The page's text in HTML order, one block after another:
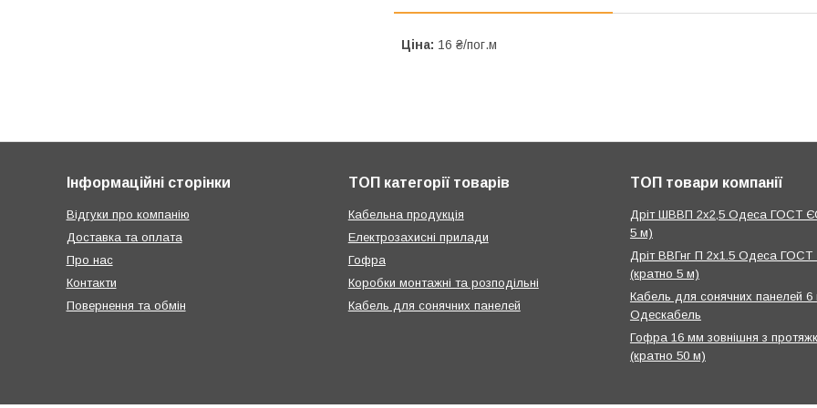
Ціна: 16 ₴/пог.м
Інформаційні сторінки
Відгуки про компанію
Доставка та оплата
Про нас
Контакти
Повернення та обмін
ТОП категорії товарів
Кабельна продукція
Електрозахисні прилади
Гофра
Коробки монтажні та розподільні
Кабель для сонячних панелей
ТОП товари компанії
Дріт ШВВП 2х2,5 Одеса ГОСТ
5 м)
Дріт ВВГнг П 2х1.5 Одеса
(кратно 5 м)
Кабель для сонячних панелей
Одескабель
Гофра 16 мм зовнішня з
(кратно 50 м)